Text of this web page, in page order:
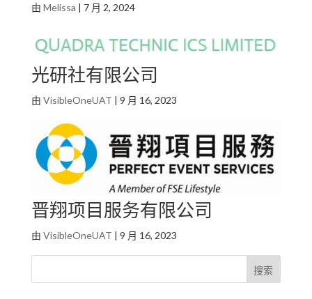
由 Melissa 7 月 2, 2024
光研社有限公司
由 VisibleOneUAT | 9 月 16, 2023
晋翔项目服务有限公司
由 VisibleOneUAT | 9 月 16, 2023
搜索